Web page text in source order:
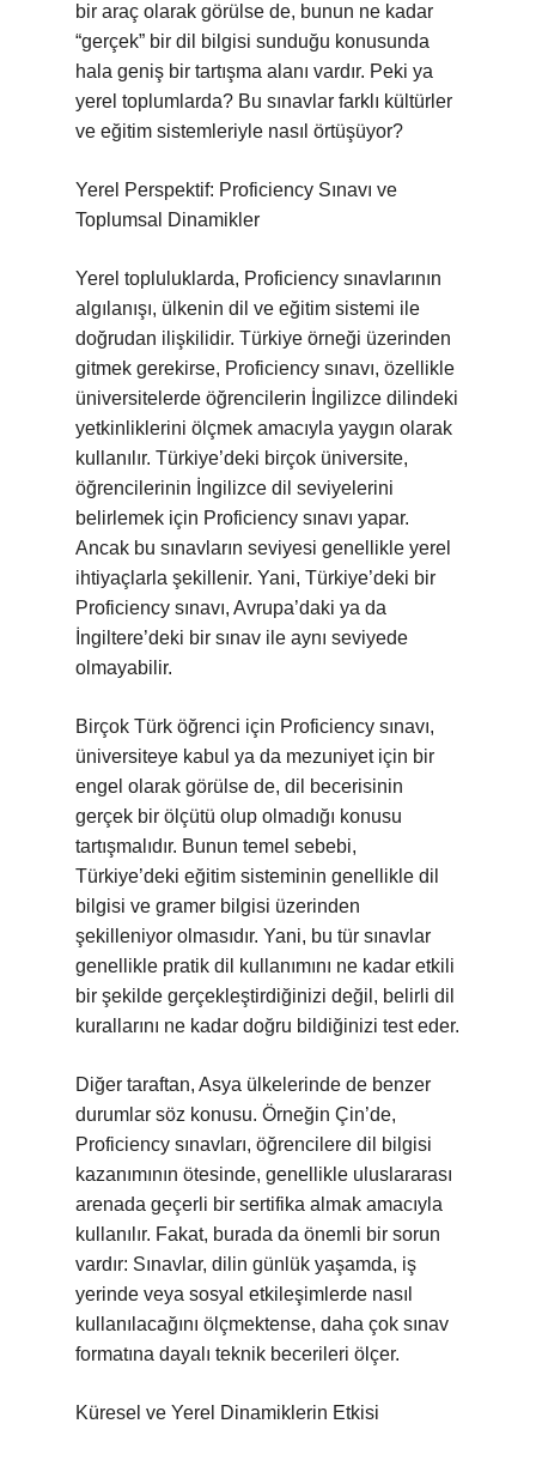
bir araç olarak görülse de, bunun ne kadar
“gerçek” bir dil bilgisi sunduğu konusunda
hala geniş bir tartışma alanı vardır. Peki ya
yerel toplumlarda? Bu sınavlar farklı kültürler
ve eğitim sistemleriyle nasıl örtüşüyor?
Yerel Perspektif: Proficiency Sınavı ve
Toplumsal Dinamikler
Yerel topluluklarda, Proficiency sınavlarının
algılanışı, ülkenin dil ve eğitim sistemi ile
doğrudan ilişkilidir. Türkiye örneği üzerinden
gitmek gerekirse, Proficiency sınavı, özellikle
üniversitelerde öğrencilerin İngilizce dilindeki
yetkinliklerini ölçmek amacıyla yaygın olarak
kullanılır. Türkiye’deki birçok üniversite,
öğrencilerinin İngilizce dil seviyelerini
belirlemek için Proficiency sınavı yapar.
Ancak bu sınavların seviyesi genellikle yerel
ihtiyaçlarla şekillenir. Yani, Türkiye’deki bir
Proficiency sınavı, Avrupa’daki ya da
İngiltere’deki bir sınav ile aynı seviyede
olmayabilir.
Birçok Türk öğrenci için Proficiency sınavı,
üniversiteye kabul ya da mezuniyet için bir
engel olarak görülse de, dil becerisinin
gerçek bir ölçütü olup olmadığı konusu
tartışmalıdır. Bunun temel sebebi,
Türkiye’deki eğitim sisteminin genellikle dil
bilgisi ve gramer bilgisi üzerinden
şekilleniyor olmasıdır. Yani, bu tür sınavlar
genellikle pratik dil kullanımını ne kadar etkili
bir şekilde gerçekleştirdiğinizi değil, belirli dil
kurallarını ne kadar doğru bildiğinizi test eder.
Diğer taraftan, Asya ülkelerinde de benzer
durumlar söz konusu. Örneğin Çin’de,
Proficiency sınavları, öğrencilere dil bilgisi
kazanımının ötesinde, genellikle uluslararası
arenada geçerli bir sertifika almak amacıyla
kullanılır. Fakat, burada da önemli bir sorun
vardır: Sınavlar, dilin günlük yaşamda, iş
yerinde veya sosyal etkileşimlerde nasıl
kullanılacağını ölçmektense, daha çok sınav
formatına dayalı teknik becerileri ölçer.
Küresel ve Yerel Dinamiklerin Etkisi